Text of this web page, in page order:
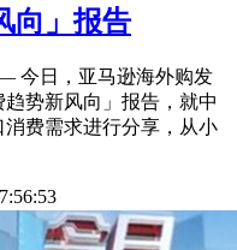
向」报告
今日，亚马逊海外购发
势新风向」报告，就中
费需求进行分享，从小